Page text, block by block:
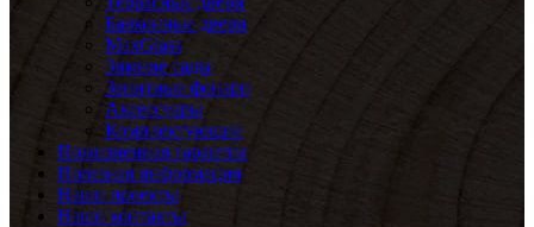
Балконные двери
MaxGlass
Зимние сады
Зенитные фонари
Аксессуары
Комплектующие
Пожизненная гарантия
Полезная информация
Наши проекты
Наши контакты